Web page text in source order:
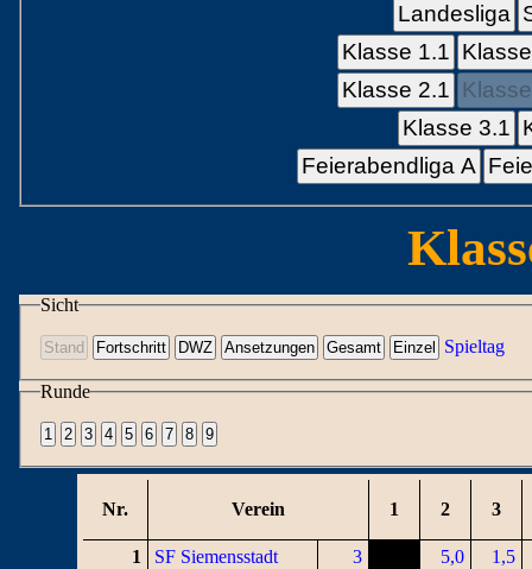
Landesliga
Klasse 1.1
Klasse 2.1
Klasse 3.1
Feierabendliga A
Sicht
Spieltag
Runde
Nr. Verein 1 2 3
1 SF Siemensstadt 3 5,0
1,5